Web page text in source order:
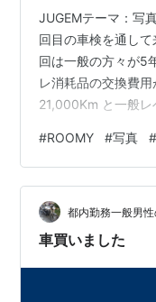
JUGEMテーマ：写
回目の車検を通し
回は一般の方々が5
レ消耗品の交換費
21,000Km と一般レ
メーカー保証の追加
151,711円なり（税
「GRカローラの抽
ゃんとしておいてく
ないし」 「当選し
#ROOMY #写真
都内勤務一般男
車買いました